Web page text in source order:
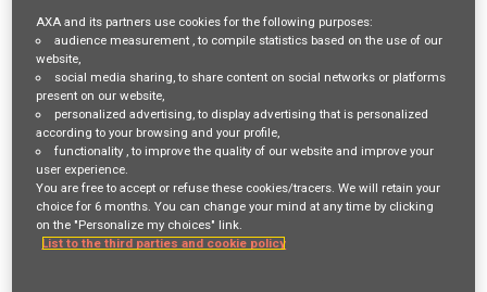
Job Description
VOTRE RÔLE ET VOS MISSIONS
Vous êtes reconnu(e) pour votre fibre
esprit de conquête ? Vous souhaitez développer votrepropre
activité ? Venez le faire avec nous !
AXA and its partners use cookies for the following purposes:
audience measurement , to compile statistics based on the use of our
website,
social media sharing, to share content on social networks or platforms
present on our website,
personalized advertising, to display advertising that is personalized
according to your browsing and your profile,
functionality , to improve the quality of our website and improve your
user experience.
You are free to accept or refuse these cookies/tracers. We will retain your
choice for 6 months. You can change your mind at any time by clicking
on the "Personalize my choices" link.
List to the third parties and cookie policy